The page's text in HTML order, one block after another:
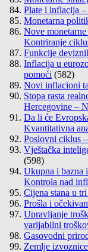
Plate i inflacija
Monetarna
Nove
Kontriranje
Funkcije
Inflacija u
pomoći (582)
Novi inflacioni
Stopa rasta
Hercegovine –
Da li će
Kvantitativna
Poslovni ciklus
Vještačka
(598)
Ukupna i bazna
Kontrola nad
Cijena stana u
Prošla i
Upravljanje
varijabilni
Gasovodni
Zemlje